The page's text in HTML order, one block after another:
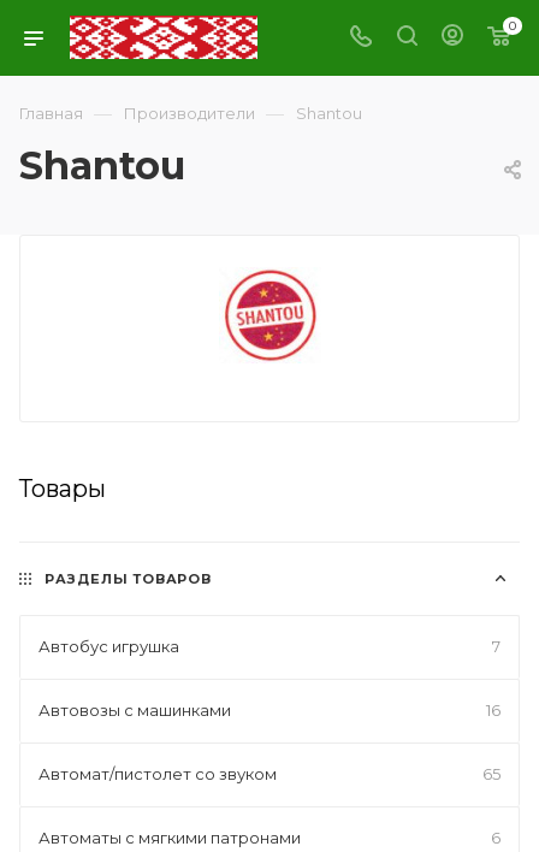
0
Главная — Производители — Shantou
Shantou
Товары
РАЗДЕЛЫ ТОВАРОВ
Автобус игрушка 7
Автовозы с машинками 16
Автомат/пистолет со звуком 65
Автоматы с мягкими патронами 6